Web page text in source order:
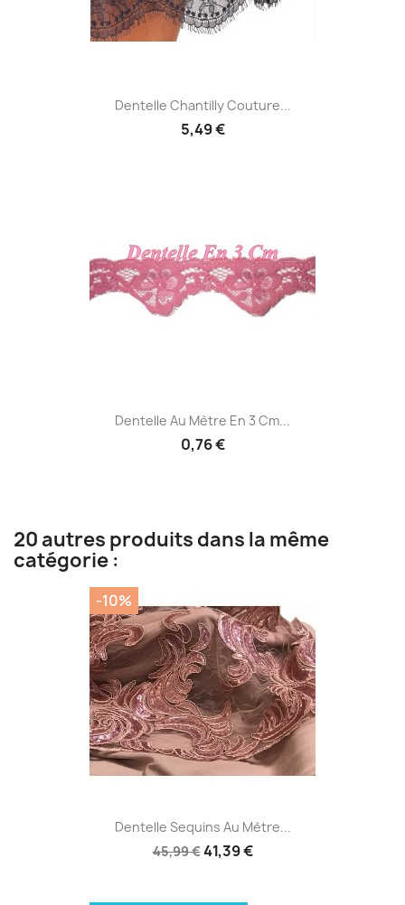
Dentelle Chantilly Couture...
5,49 €
Dentelle Au Mètre En 3 Cm...
0,76 €
20 autres produits dans la même
catégorie :
Dentelle Sequins Au Mètre...
45,99 €41,39 €
-10%